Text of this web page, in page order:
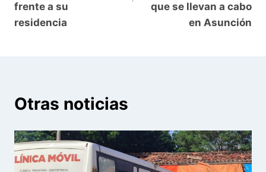
frente a su
residencia
que se llevan a cabo
en Asunción
Otras noticias